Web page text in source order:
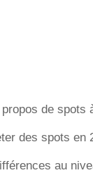
de spots
des spots en
au